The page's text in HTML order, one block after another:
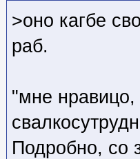
>оно кагбе
раб.
"мне нравицо,
Подробно, со